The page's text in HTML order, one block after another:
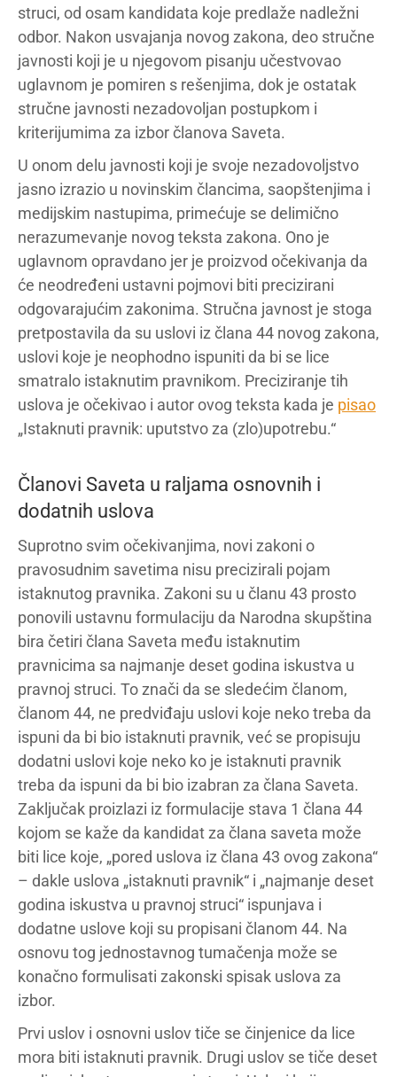
struci, od osam kandidata koje predlaže nadležni
odbor. Nakon usvajanja novog zakona, deo stručne
javnosti koji je u njegovom pisanju učestvovao
uglavnom je pomiren s rešenjima, dok je ostatak
stručne javnosti nezadovoljan postupkom i
kriterijumima za izbor članova Saveta.
U onom delu javnosti koji je svoje nezadovoljstvo
jasno izrazio u novinskim člancima, saopštenjima i
medijskim nastupima, primećuje se delimično
nerazumevanje novog teksta zakona. Ono je
uglavnom opravdano jer je proizvod očekivanja da
će neodređeni ustavni pojmovi biti precizirani
odgovarajućim zakonima. Stručna javnost je stoga
pretpostavila da su uslovi iz člana 44 novog zakona,
uslovi koje je neophodno ispuniti da bi se lice
smatralo istaknutim pravnikom. Preciziranje tih
uslova je očekivao i autor ovog teksta kada je pisao
„Istaknuti pravnik: uputstvo za (zlo)upotrebu.“
Članovi Saveta u raljama osnovnih i
dodatnih uslova
Suprotno svim očekivanjima, novi zakoni o
pravosudnim savetima nisu precizirali pojam
istaknutog pravnika. Zakoni su u članu 43 prosto
ponovili ustavnu formulaciju da Narodna skupština
bira četiri člana Saveta među istaknutim
pravnicima sa najmanje deset godina iskustva u
pravnoj struci. To znači da se sledećim članom,
članom 44, ne predviđaju uslovi koje neko treba da
ispuni da bi bio istaknuti pravnik, već se propisuju
dodatni uslovi koje neko ko je istaknuti pravnik
treba da ispuni da bi bio izabran za člana Saveta.
Zaključak proizlazi iz formulacije stava 1 člana 44
kojom se kaže da kandidat za člana saveta može
biti lice koje, „pored uslova iz člana 43 ovog zakona“
– dakle uslova „istaknuti pravnik“ i „najmanje deset
godina iskustva u pravnoj struci“ ispunjava i
dodatne uslove koji su propisani članom 44. Na
osnovu tog jednostavnog tumačenja može se
konačno formulisati zakonski spisak uslova za
izbor.
Prvi uslov i osnovni uslov tiče se činjenice da lice
mora biti istaknuti pravnik. Drugi uslov se tiče deset